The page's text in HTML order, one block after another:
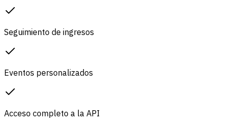
Seguimiento de ingresos
Eventos personalizados
Acceso completo a la API